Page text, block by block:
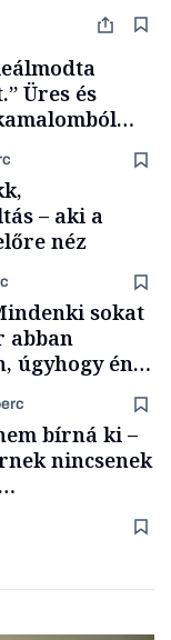
Üres és
– aki a
néz
sokat
abban
úgyhogy én
akartam
bírná ki –
nincsenek